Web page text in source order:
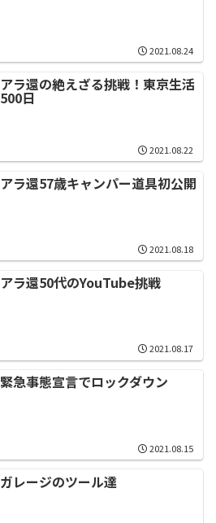
2021.08.24
アラ還の絶えざる挑戦！東京生活
500日
2021.08.22
アラ還57歳キャンパー道具初公開
2021.08.18
アラ還50代のYouTube挑戦
2021.08.17
緊急事態宣言でロックダウン
2021.08.15
ガレージのツール達